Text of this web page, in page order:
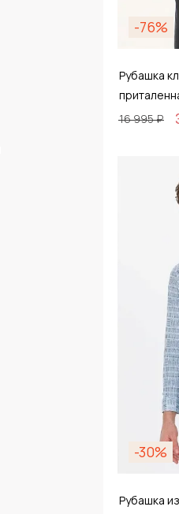
-76%
Рубашка
16 995 ₽
38 /
-30%
Рубашка